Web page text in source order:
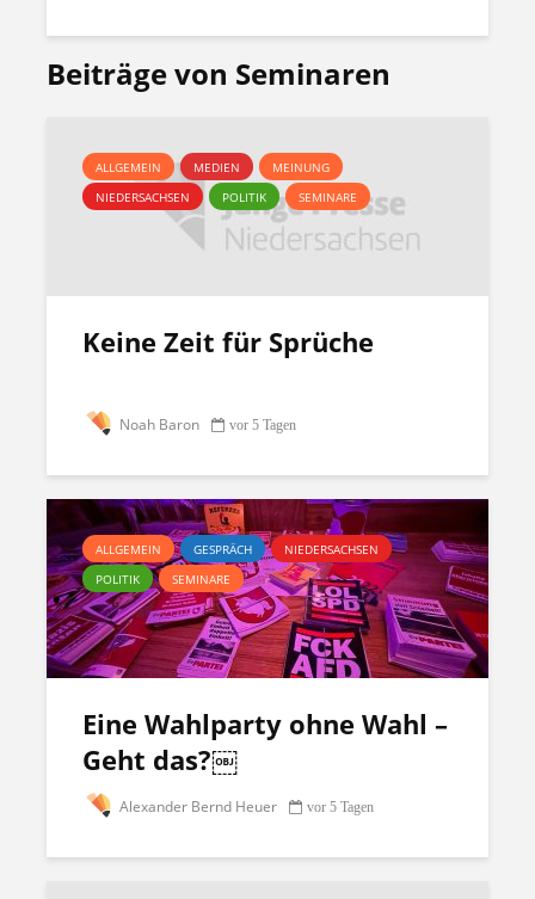
Beiträge von Seminaren
ALLGEMEIN MEDIEN
MEINUNG
NIEDERSACHSEN
POLITIK SEMINARE
Keine Zeit für Sprüche
Noah Baron vor 5 Tagen
ALLGEMEIN GESPRÄCH
NIEDERSACHSEN
POLITIK
SEMINARE
Eine Wahlparty ohne Wahl –
Geht das?￼
Alexander Bernd Heuer vor 5 Tagen